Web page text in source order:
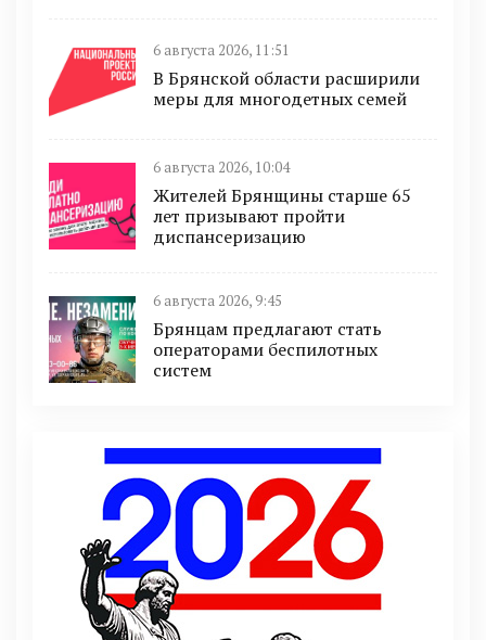
6 августа 2026, 11:51
В Брянской области расширили
меры для многодетных семей
6 августа 2026, 10:04
Жителей Брянщины старше 65
лет призывают пройти
диспансеризацию
6 августа 2026, 9:45
Брянцам предлагают cтать
оперaтoрами бeспилотных
систeм